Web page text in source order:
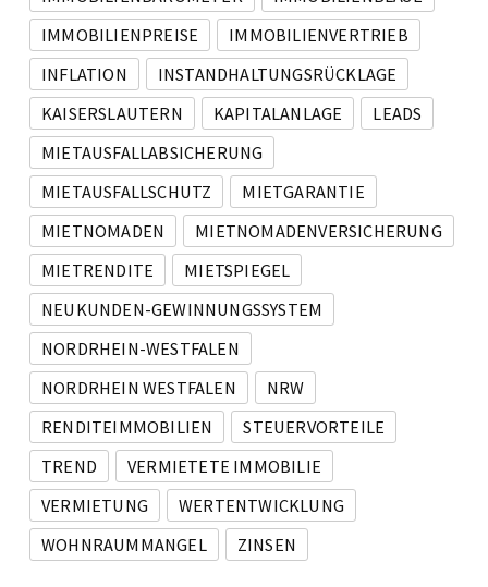
IMMOBILIENPREISE
IMMOBILIENVERTRIEB
INFLATION
INSTANDHALTUNGSRÜCKLAGE
KAISERSLAUTERN
KAPITALANLAGE
LEADS
MIETAUSFALLABSICHERUNG
MIETAUSFALLSCHUTZ
MIETGARANTIE
MIETNOMADEN
MIETNOMADENVERSICHERUNG
MIETRENDITE
MIETSPIEGEL
NEUKUNDEN-GEWINNUNGSSYSTEM
NORDRHEIN-WESTFALEN
NORDRHEIN WESTFALEN
NRW
RENDITEIMMOBILIEN
STEUERVORTEILE
TREND
VERMIETETE IMMOBILIE
VERMIETUNG
WERTENTWICKLUNG
WOHNRAUMMANGEL
ZINSEN